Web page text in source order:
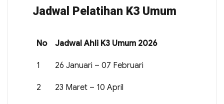
Jadwal Pelatihan K3 Umum
No Jadwal Ahli K3 Umum 2026
1 26 Januari – 07 Februari
2 23 Maret – 10 April